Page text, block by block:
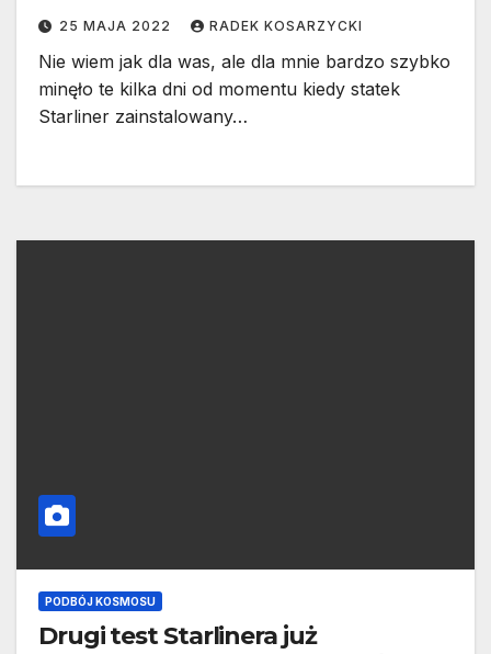
25 MAJA 2022 RADEK KOSARZYCKI
Nie wiem jak dla was, ale dla mnie bardzo szybko
minęło te kilka dni od momentu kiedy statek
Starliner zainstalowany…
PODBÓJ KOSMOSU
Drugi test Starlinera już